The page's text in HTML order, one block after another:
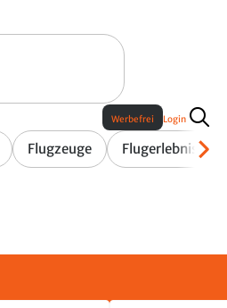
Flugzeuge Flugerlebnis
Werbefrei Login